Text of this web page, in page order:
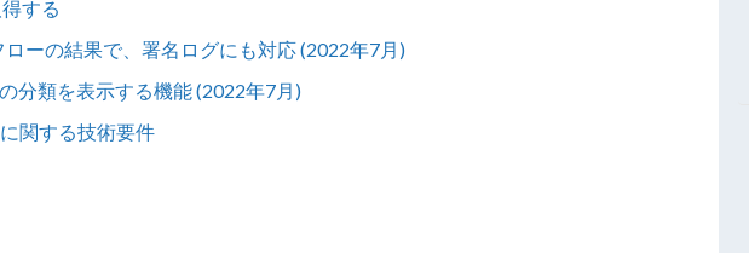
する
ーの結果で、署名ログにも対応 (2022年7月)
分類を表示する機能 (2022年7月)
関する技術要件